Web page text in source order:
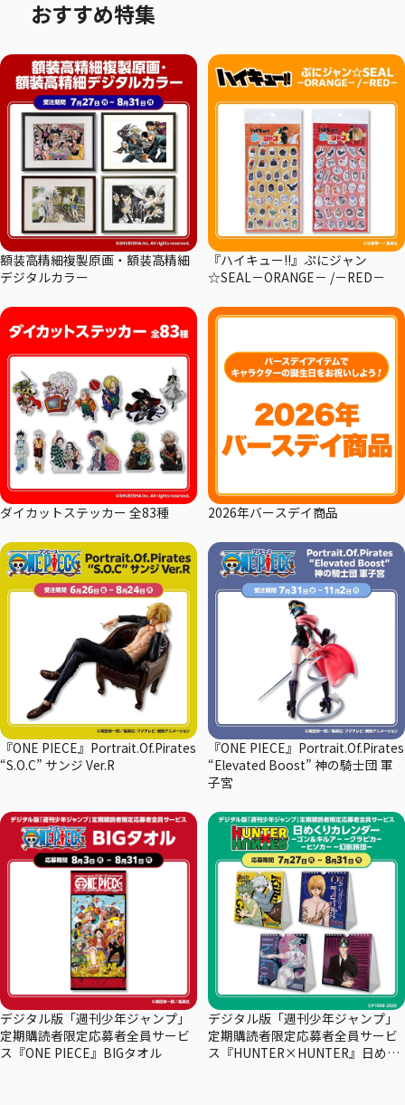
おすすめ特集
額装高精細複製原画・額装高精細
デジタルカラー
『ハイキュー!!』ぷにジャン
☆SEAL－ORANGE－ /－RED－
ダイカットステッカー 全83種 2026年バースデイ商品
『ONE PIECE』Portrait.Of.Pirates
“S.O.C” サンジ Ver.R
『ONE PIECE』Portrait.Of.Pirates
“Elevated Boost” 神の騎士団 軍
子宮
デジタル版「週刊少年ジャンプ」
定期購読者限定応募者全員サービ
ス『ONE PIECE』BIGタオル
デジタル版「週刊少年ジャンプ」
定期購読者限定応募者全員サービ
ス『HUNTER×HUNTER』日めく